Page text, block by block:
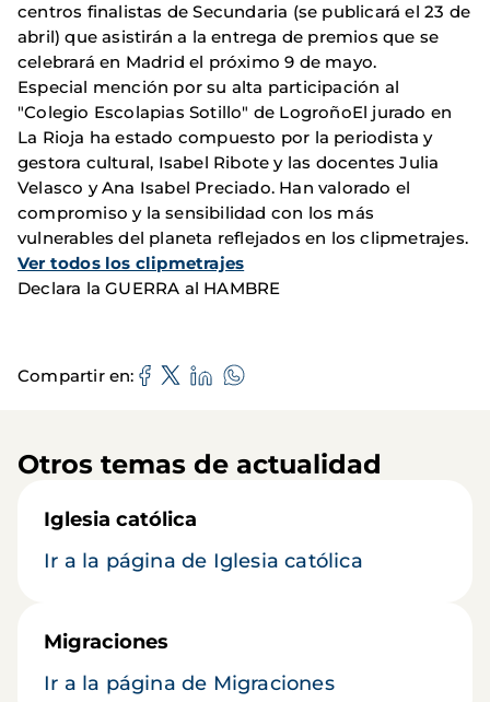
centros finalistas de Secundaria (se publicará el 23 de
abril) que asistirán a la entrega de premios que se
celebrará en Madrid el próximo 9 de mayo.
Especial mención por su alta participación al
"Colegio Escolapias Sotillo" de LogroñoEl jurado en
La Rioja ha estado compuesto por la periodista y
gestora cultural, Isabel Ribote y las docentes Julia
Velasco y Ana Isabel Preciado. Han valorado el
compromiso y la sensibilidad con los más
vulnerables del planeta reflejados en los clipmetrajes.
Ver todos los clipmetrajes
Declara la GUERRA al HAMBRE
Compartir en
Otros temas de actualidad
Iglesia católica
Ir a la página de Iglesia católica
Migraciones
Ir a la página de Migraciones